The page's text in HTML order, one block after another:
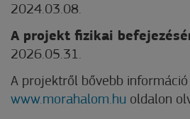
2024.03.08.
A projekt fizikai
2026.05.31.
A projektről bővebb információ
www.morahalom.hu oldalon